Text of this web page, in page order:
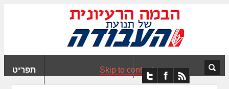
תפריט Skip to content